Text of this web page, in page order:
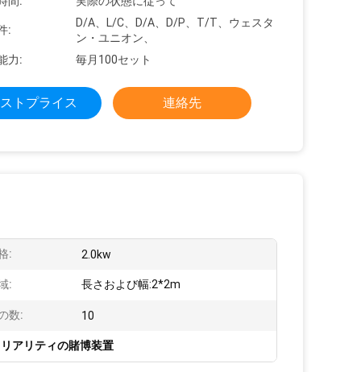
:
D/A、L/C、D/A、D/P、T/T、ウェスタ
ン・ユニオン、
力:
毎月100セット
トプライス 連絡先
: 2.0kw
: 長さおよび幅:2*2m
数: 10
アリティの賭博装置